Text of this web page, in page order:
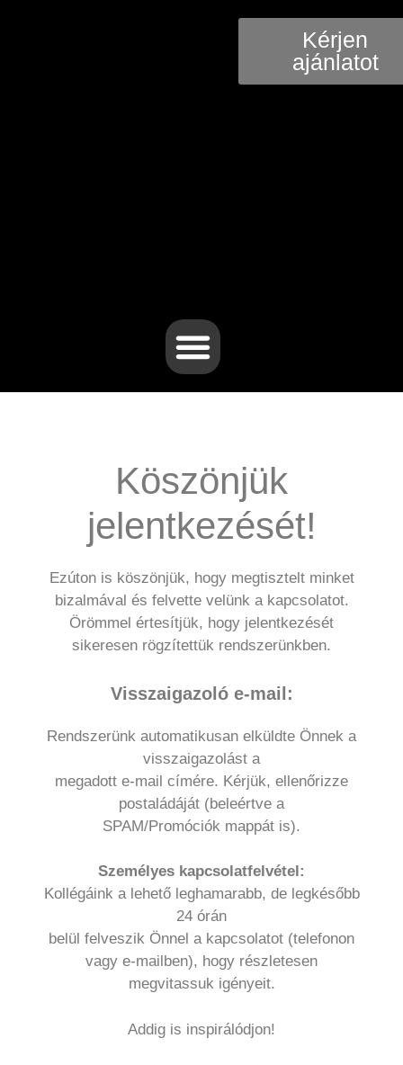
Kérjen
ajánlatot
Köszönjük
jelentkezését!
Ezúton is köszönjük, hogy megtisztelt minket
bizalmával és felvette velünk a kapcsolatot.
Örömmel értesítjük, hogy jelentkezését
sikeresen rögzítettük rendszerünkben.
Visszaigazoló e-mail:
Rendszerünk automatikusan elküldte Önnek a
visszaigazolást a
megadott e-mail címére. Kérjük, ellenőrizze
postaládáját (beleértve a
SPAM/Promóciók mappát is).
Személyes kapcsolatfelvétel:
Kollégáink a lehető leghamarabb, de legkésőbb
24 órán
belül felveszik Önnel a kapcsolatot (telefonon
vagy e-mailben), hogy részletesen
megvitassuk igényeit.
Addig is inspirálódjon!